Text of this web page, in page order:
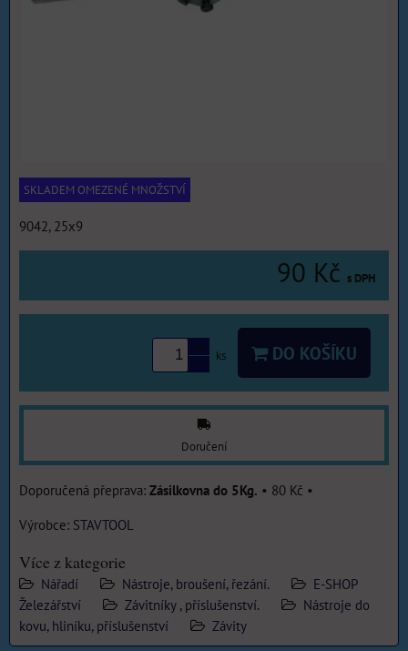
SKLADEM OMEZENÉ MNOŽSTVÍ
9042, 25x9
90 Kč s DPH
ks DO KOŠÍKU
Doručení
Zásilkovna do 5Kg. • 80 Kč •
Výrobce: STAVTOOL
Více z kategorie
Nářadí Nástroje, broušení, řezání.
E-SHOP
Železářství
Závitníky , příslušenství.
Nástroje do
kovu, hliníku, příslušenství
Závity